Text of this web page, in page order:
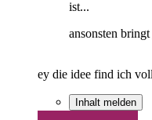
ist...
ansonsten
ey die idee find ich
Inhalt melden